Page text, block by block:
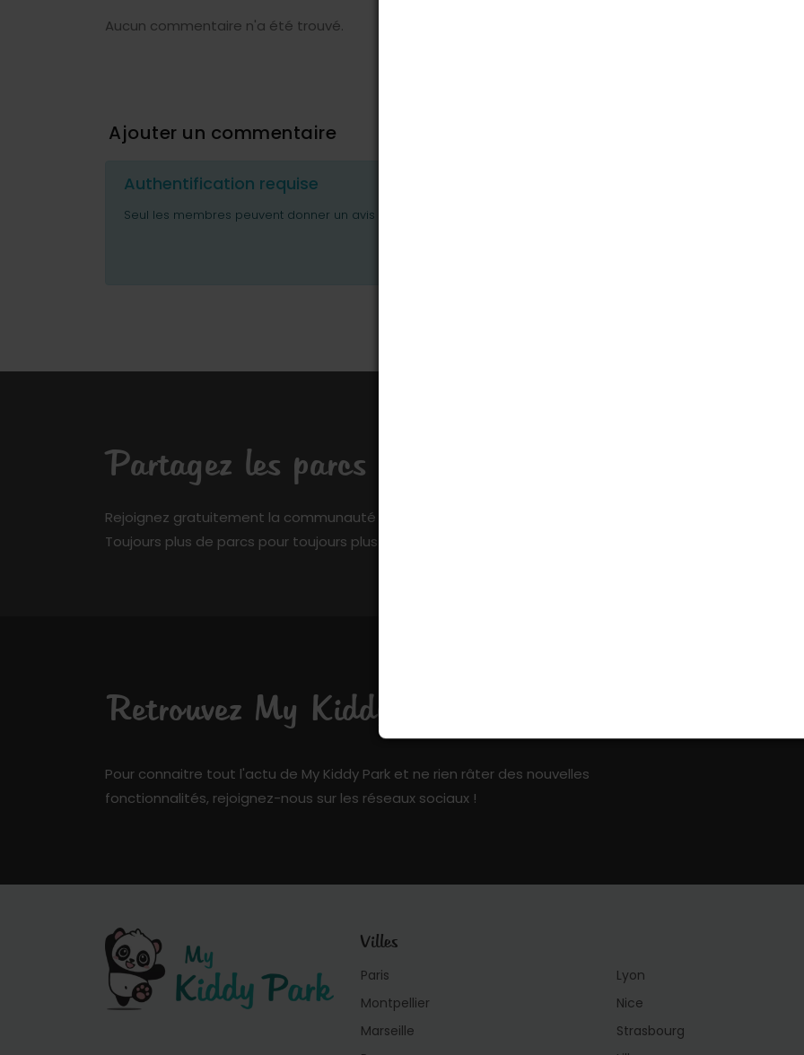
Aucun commentaire n'a été trouvé.
Ajouter un commentaire
Authentification requise
Seul les membres peuvent donner un avis ou poser des questions.
Partagez les parcs que vous connaissez
Rejoignez gratuitement la communauté de My Kiddy Park et ajoutez votre pierre à l’édifice !
Toujours plus de parcs pour toujours plus de fun !
Retrouvez My Kiddy Park sur les réseaux sociaux !
Pour connaitre tout l'actu de My Kiddy Park et ne rien râter des nouvelles
fonctionnalités, rejoignez-nous sur les réseaux sociaux !
Villes
Paris
Montpellier
Marseille
Lyon
Nice
Strasbourg